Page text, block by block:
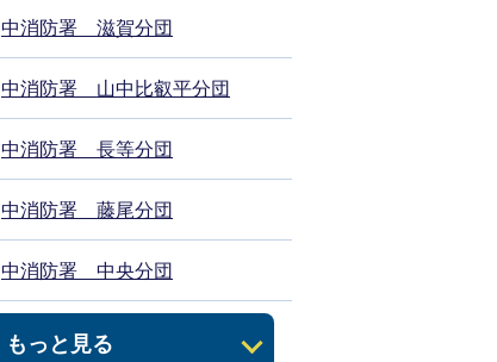
中消防署 滋賀分団
中消防署 山中比叡平分団
中消防署 長等分団
もっと見る
中消防署 藤尾分団
中消防署 中央分団